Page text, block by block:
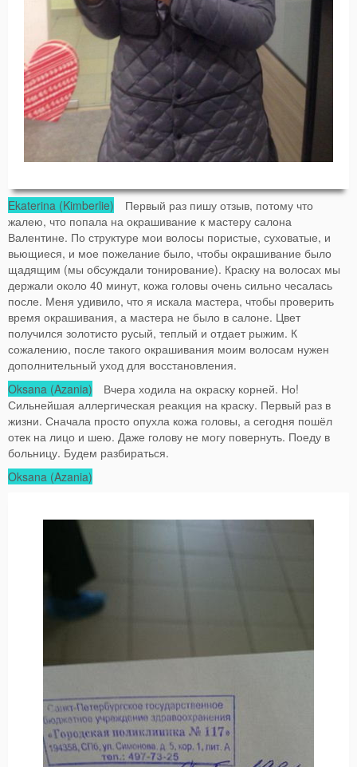
Ekaterina (Kimberlie) Первый раз пишу отзыв, потому что
жалею, что попала на окрашивание к мастеру салона
Валентине. По структуре мои волосы пористые, суховатые, и
вьющиеся, и мое пожелание было, чтобы окрашивание было
щадящим (мы обсуждали тонирование). Краску на волосах мы
держали около 40 минут, кожа головы очень сильно чесалась
после. Меня удивило, что я искала мастера, чтобы проверить
время окрашивания, а мастера не было в салоне. Цвет
получился золотисто русый, теплый и отдает рыжим. К
сожалению, после такого окрашивания моим волосам нужен
дополнительный уход для восстановления.
Oksana (Azania) Вчера ходила на окраску корней. Но!
Сильнейшая аллергическая реакция на краску. Первый раз в
жизни. Сначала просто опухла кожа головы, а сегодня пошёл
отек на лицо и шею. Даже голову не могу повернуть. Поеду в
больницу. Будем разбираться.
Oksana (Azania)